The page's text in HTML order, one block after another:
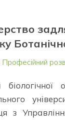
Професійний
з